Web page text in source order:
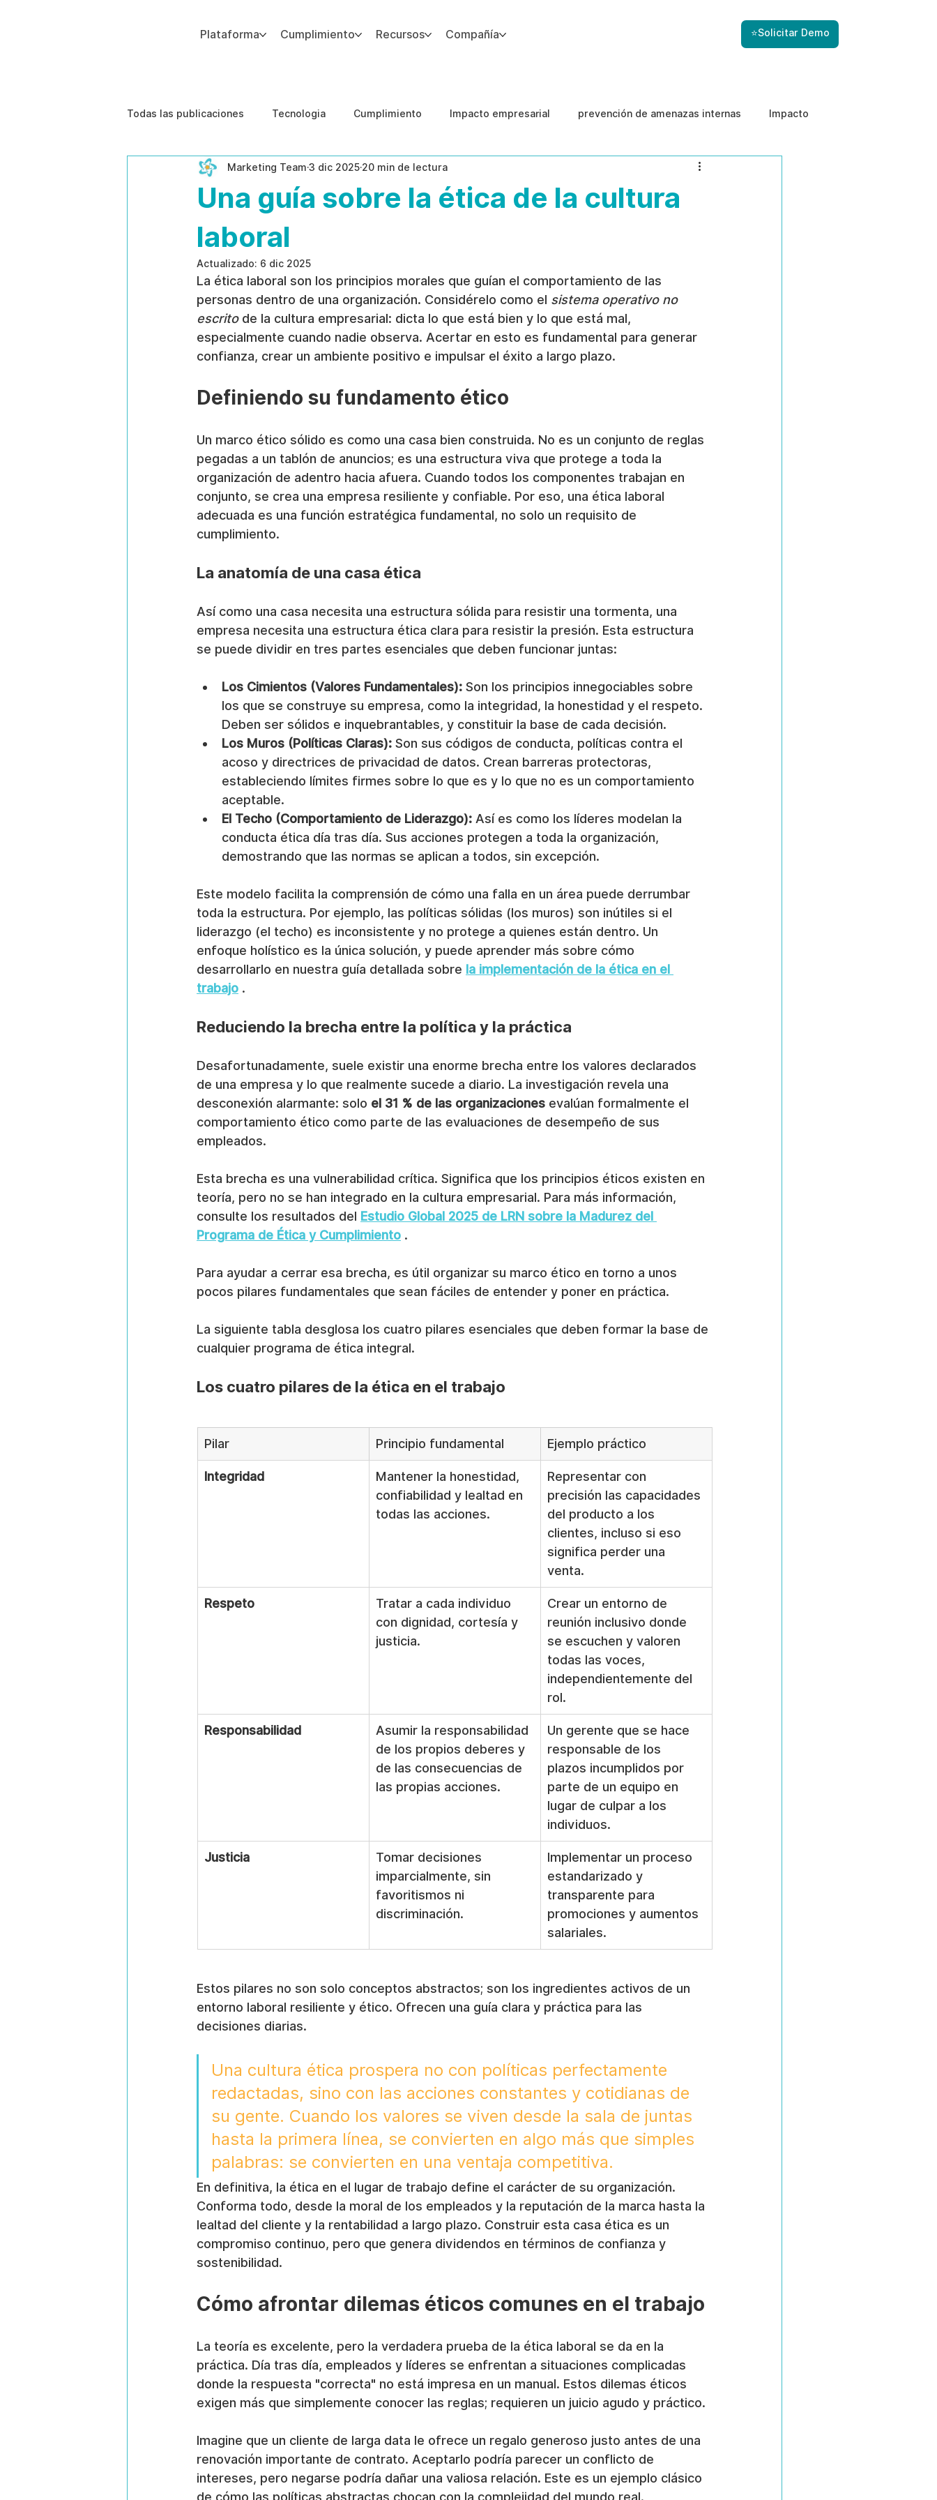
Plataforma Cumplimiento Recursos Compañía ⭐Solicitar Demo
Todas las publicaciones Tecnologia Cumplimiento Impacto empresarial prevención de amenazas internas Impacto
Estudios de caso Etica de IA Integridad del Capital Humano
Una guía sobre la ética de la cultura
laboral
Marketing Team 3 dic 2025 20 min de lectura
Actualizado: 6 dic 2025
La ética laboral son los principios morales que guían el comportamiento de las
personas dentro de una organización. Considérelo como el sistema operativo no
escrito de la cultura empresarial: dicta lo que está bien y lo que está mal,
especialmente cuando nadie observa. Acertar en esto es fundamental para generar
confianza, crear un ambiente positivo e impulsar el éxito a largo plazo.
Definiendo su fundamento ético
Un marco ético sólido es como una casa bien construida. No es un conjunto de reglas
pegadas a un tablón de anuncios; es una estructura viva que protege a toda la
organización de adentro hacia afuera. Cuando todos los componentes trabajan en
conjunto, se crea una empresa resiliente y confiable. Por eso, una ética laboral
adecuada es una función estratégica fundamental, no solo un requisito de
cumplimiento.
La anatomía de una casa ética
Así como una casa necesita una estructura sólida para resistir una tormenta, una
empresa necesita una estructura ética clara para resistir la presión. Esta estructura
se puede dividir en tres partes esenciales que deben funcionar juntas:
Los Cimientos (Valores Fundamentales): Son los principios innegociables sobre
los que se construye su empresa, como la integridad, la honestidad y el respeto.
Deben ser sólidos e inquebrantables, y constituir la base de cada decisión.
Los Muros (Políticas Claras): Son sus códigos de conducta, políticas contra el
acoso y directrices de privacidad de datos. Crean barreras protectoras,
estableciendo límites firmes sobre lo que es y lo que no es un comportamiento
aceptable.
El Techo (Comportamiento de Liderazgo): Así es como los líderes modelan la
conducta ética día tras día. Sus acciones protegen a toda la organización,
demostrando que las normas se aplican a todos, sin excepción.
Este modelo facilita la comprensión de cómo una falla en un área puede derrumbar
toda la estructura. Por ejemplo, las políticas sólidas (los muros) son inútiles si el
liderazgo (el techo) es inconsistente y no protege a quienes están dentro. Un
enfoque holístico es la única solución, y puede aprender más sobre cómo
desarrollarlo en nuestra guía detallada sobre la implementación de la ética en el
trabajo .
Reduciendo la brecha entre la política y la práctica
Desafortunadamente, suele existir una enorme brecha entre los valores declarados
de una empresa y lo que realmente sucede a diario. La investigación revela una
desconexión alarmante: solo el 31 % de las organizaciones evalúan formalmente el
comportamiento ético como parte de las evaluaciones de desempeño de sus
empleados.
Esta brecha es una vulnerabilidad crítica. Significa que los principios éticos existen en
teoría, pero no se han integrado en la cultura empresarial. Para más información,
consulte los resultados del Estudio Global 2025 de LRN sobre la Madurez del
Programa de Ética y Cumplimiento .
Para ayudar a cerrar esa brecha, es útil organizar su marco ético en torno a unos
pocos pilares fundamentales que sean fáciles de entender y poner en práctica.
La siguiente tabla desglosa los cuatro pilares esenciales que deben formar la base de
cualquier programa de ética integral.
Los cuatro pilares de la ética en el trabajo
Pilar Principio fundamental Ejemplo práctico
Integridad
Mantener la honestidad,
confiabilidad y lealtad en
todas las acciones.
Representar con
precisión las capacidades
del producto a los
clientes, incluso si eso
significa perder una
venta.
Respeto
Tratar a cada individuo
con dignidad, cortesía y
justicia.
Crear un entorno de
reunión inclusivo donde
se escuchen y valoren
todas las voces,
independientemente del
rol.
Responsabilidad
Asumir la responsabilidad
de los propios deberes y
de las consecuencias de
las propias acciones.
Un gerente que se hace
responsable de los
plazos incumplidos por
parte de un equipo en
lugar de culpar a los
individuos.
Justicia
Tomar decisiones
imparcialmente, sin
favoritismos ni
discriminación.
Implementar un proceso
estandarizado y
transparente para
promociones y aumentos
salariales.
Estos pilares no son solo conceptos abstractos; son los ingredientes activos de un
entorno laboral resiliente y ético. Ofrecen una guía clara y práctica para las
decisiones diarias.
Una cultura ética prospera no con políticas perfectamente
redactadas, sino con las acciones constantes y cotidianas de
su gente. Cuando los valores se viven desde la sala de juntas
hasta la primera línea, se convierten en algo más que simples
palabras: se convierten en una ventaja competitiva.
En definitiva, la ética en el lugar de trabajo define el carácter de su organización.
Conforma todo, desde la moral de los empleados y la reputación de la marca hasta la
lealtad del cliente y la rentabilidad a largo plazo. Construir esta casa ética es un
compromiso continuo, pero que genera dividendos en términos de confianza y
sostenibilidad.
Cómo afrontar dilemas éticos comunes en el trabajo
La teoría es excelente, pero la verdadera prueba de la ética laboral se da en la
práctica. Día tras día, empleados y líderes se enfrentan a situaciones complicadas
donde la respuesta "correcta" no está impresa en un manual. Estos dilemas éticos
exigen más que simplemente conocer las reglas; requieren un juicio agudo y práctico.
Imagine que un cliente de larga data le ofrece un regalo generoso justo antes de una
renovación importante de contrato. Aceptarlo podría parecer un conflicto de
intereses, pero negarse podría dañar una valiosa relación. Este es un ejemplo clásico
de cómo las políticas abstractas chocan con la complejidad del mundo real.